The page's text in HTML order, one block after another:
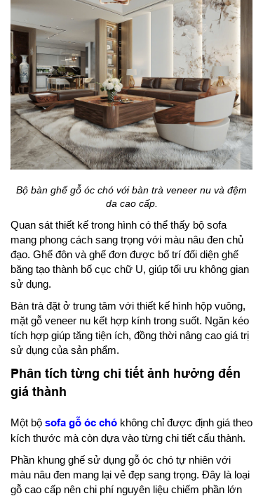
Bộ bàn ghế gỗ óc chó với bàn trà veneer nu và đệm
da cao cấp.
Quan sát thiết kế trong hình có thể thấy bộ sofa
mang phong cách sang trọng với màu nâu đen chủ
đạo. Ghế đôn và ghế đơn được bố trí đối diện ghế
băng tạo thành bố cục chữ U, giúp tối ưu không gian
sử dụng.
Bàn trà đặt ở trung tâm với thiết kế hình hộp vuông,
mặt gỗ veneer nu kết hợp kính trong suốt. Ngăn kéo
tích hợp giúp tăng tiện ích, đồng thời nâng cao giá trị
sử dụng của sản phẩm.
Phân tích từng chi tiết ảnh hưởng đến
giá thành
Một bộ sofa gỗ óc chó không chỉ được định giá theo
kích thước mà còn dựa vào từng chi tiết cấu thành.
Phần khung ghế sử dụng gỗ óc chó tự nhiên với
màu nâu đen mang lại vẻ đẹp sang trọng. Đây là loại
gỗ cao cấp nên chi phí nguyên liệu chiếm phần lớn